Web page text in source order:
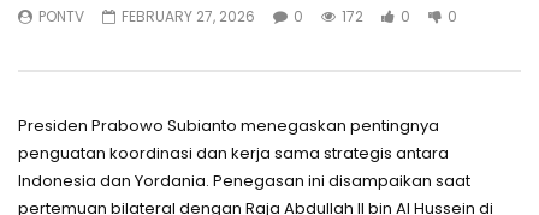
PONTV FEBRUARY 27, 2026 0 172 0 0
Presiden Prabowo Subianto menegaskan pentingnya
penguatan koordinasi dan kerja sama strategis antara
Indonesia dan Yordania. Penegasan ini disampaikan saat
pertemuan bilateral dengan Raja Abdullah II bin Al Hussein di